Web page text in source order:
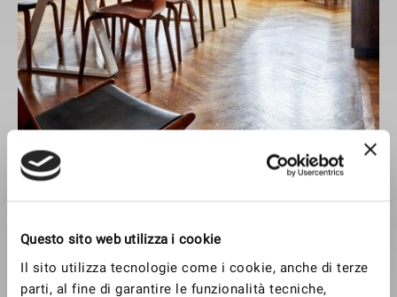
Questo sito web utilizza i cookie
Il sito utilizza tecnologie come i cookie, anche di terze
parti, al fine di garantire le funzionalità tecniche,